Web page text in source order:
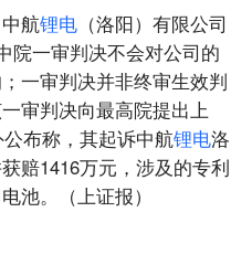
航锂电（洛阳）有限公司
院一审判决不会对公司的
一审判决并非终审生效判
审判决向最高院提出上
布称，其起诉中航锂电洛
赔1416万元，涉及的专利
池。（上证报）